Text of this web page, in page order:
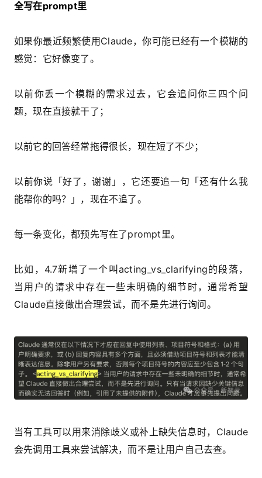
全写在prompt里
如果你最近频繁使用Claude，你可能已经有一个模糊的
感觉：它好像变了。
以前你丢一个模糊的需求过去，它会追问你三四个问
题，现在直接就干了；
以前它的回答经常拖得很长，现在短了不少；
以前你说「好了，谢谢」，它还要追一句「还有什么我
能帮你的吗？」，现在不追了。
每一条变化，都预先写在了prompt里。
比如，4.7新增了一个叫acting_vs_clarifying的段落，
当用户的请求中存在一些未明确的细节时，通常希望
Claude直接做出合理尝试，而不是先进行询问。
当有工具可以用来消除歧义或补上缺失信息时，Claude
会先调用工具来尝试解决，而不是让用户自己去查。